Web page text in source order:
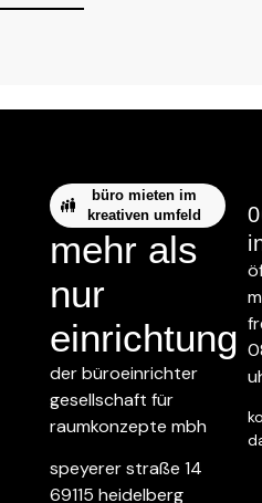
büro mieten im
kreativen umfeld
mehr als
nur
einrichtung
der büroeinrichter
gesellschaft für
raumkonzepte mbh
speyerer straße 14
69115 heidelberg